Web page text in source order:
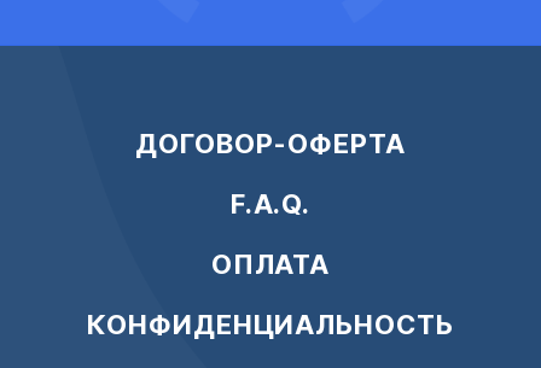
ДОГОВОР-ОФЕРТА
F.A.Q.
ОПЛАТА
КОНФИДЕНЦИАЛЬНОСТЬ